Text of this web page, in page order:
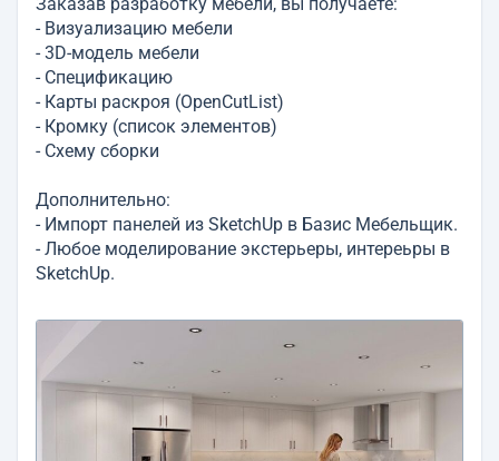
- Визуализацию мебели
- 3D-модель мебели
- Спецификацию
- Карты раскроя (OpenCutList)
- Кромку (список элементов)
- Схему сборки
Дополнительно:
- Импорт панелей из SketchUp в Базис Мебельщик.
- Любое моделирование экстерьеры, интереьры в
SketchUp.